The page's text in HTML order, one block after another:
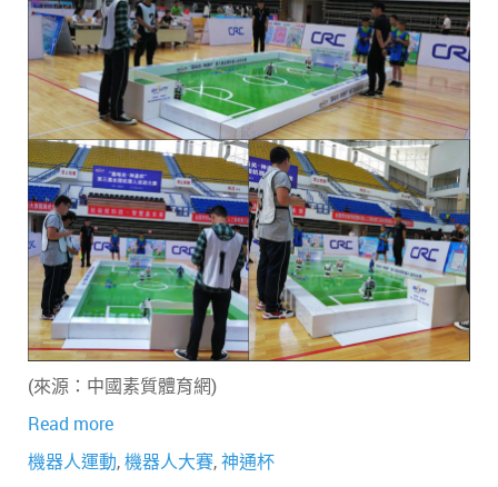
(來源：中國素質體育網)
Read more
機器人運動,機器人大賽,神通杯